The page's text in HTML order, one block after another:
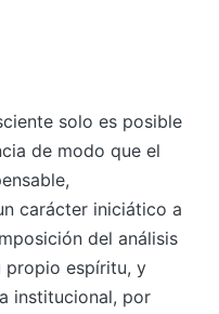
solo es posible
de modo que el
carácter iniciático a
del análisis
propio espíritu, y
institucional, por